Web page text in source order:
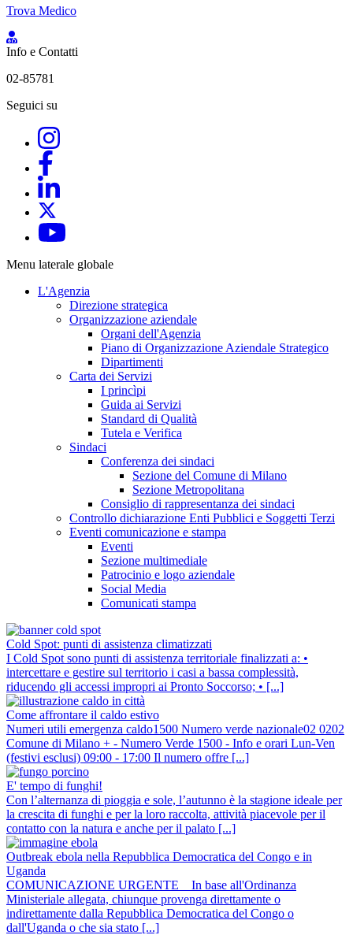
Trova Medico
Info e Contatti
02-85781
Seguici su
Menu laterale globale
L'Agenzia
Direzione strategica
Organizzazione aziendale
Organi dell'Agenzia
Piano di Organizzazione Aziendale Strategico
Dipartimenti
Carta dei Servizi
I princìpi
Guida ai Servizi
Standard di Qualità
Tutela e Verifica
Sindaci
Conferenza dei sindaci
Sezione del Comune di Milano
Sezione Metropolitana
Consiglio di rappresentanza dei sindaci
Controllo dichiarazione Enti Pubblici e Soggetti Terzi
Eventi comunicazione e stampa
Eventi
Sezione multimediale
Patrocinio e logo aziendale
Social Media
Comunicati stampa
Cold Spot: punti di assistenza climatizzati
I Cold Spot sono punti di assistenza territoriale finalizzati a: •
intercettare e gestire sul territorio i casi a bassa complessità,
riducendo gli accessi impropri ai Pronto Soccorso; • [...]
Come affrontare il caldo estivo
Numeri utili emergenza caldo1500 Numero verde nazionale02 0202
Comune di Milano + - Numero Verde 1500 - Info e orari Lun-Ven
(festivi esclusi) 09:00 - 17:00 Il numero offre [...]
E' tempo di funghi!
Con l’alternanza di pioggia e sole, l’autunno è la stagione ideale per
la crescita di funghi e per la loro raccolta, attività piacevole per il
contatto con la natura e anche per il palato [...]
Outbreak ebola nella Repubblica Democratica del Congo e in
Uganda
COMUNICAZIONE URGENTE In base all'Ordinanza
Ministeriale allegata, chiunque provenga direttamente o
indirettamente dalla Repubblica Democratica del Congo o
dall'Uganda o che sia stato [...]